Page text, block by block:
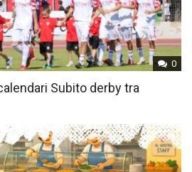
0
Subito derby tra